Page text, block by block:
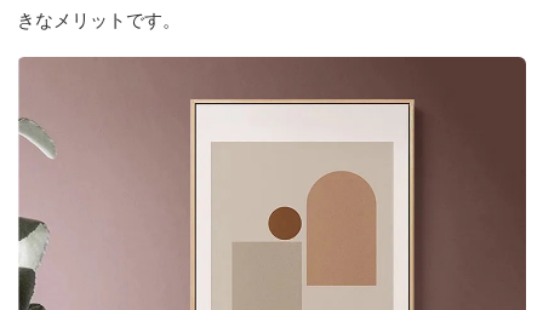
きなメリットです。